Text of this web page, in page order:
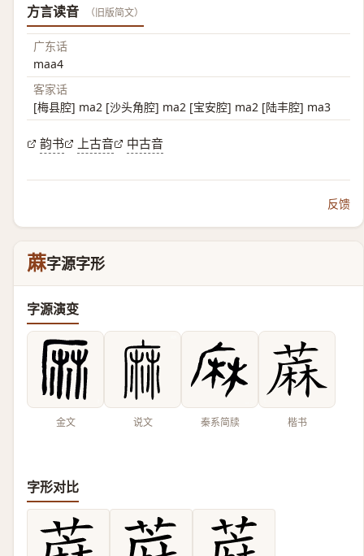
方言读音 （旧版简文）
广东话
maa4
客家话
[梅县腔] ma2 [沙头角腔] ma2 [宝安腔] ma2 [陆丰腔] ma3
韵书 上古音 中古音
反馈
蔴字源字形
字源演变
金文 说文 秦系简牍 楷书
字形对比